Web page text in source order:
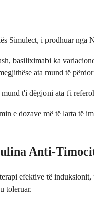
Simulect, i prodhuar
basiliximabi ka
ata mund të
t'i dëgjoni ata t'i
e dozave më të larta të
Anti-
efektive të
toleruar.